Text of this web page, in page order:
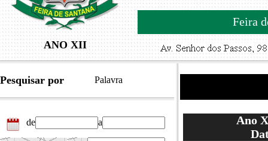
ANO XII
Feira
Pesquisar por Palavra
de a
Ano